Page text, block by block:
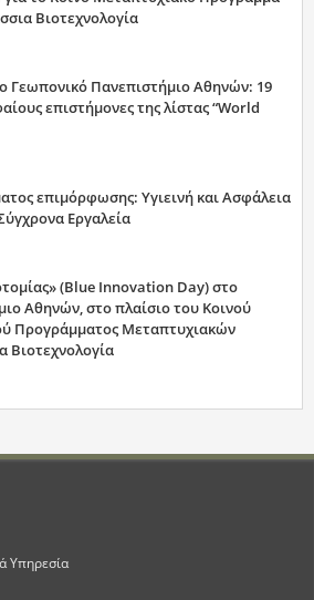
Βιοτεχνολογία
Γεωπονικό Πανεπιστήμιο Αθηνών: 19
επιστήμονες της λίστας “World
επιμόρφωσης: Υγιεινή και Ασφάλεια
Εργαλεία
(Blue Innovation Day) στο
Αθηνών, στο πλαίσιο του Κοινού
Προγράμματος Μεταπτυχιακών
Υπηρεσία